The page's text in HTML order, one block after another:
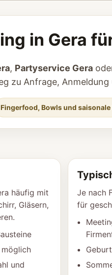
in Gera
, Partyservice Gera
zu Anfrage,
Fingerfood, Bowls und saisonale
häufig mit
Gläsern,
und
Je nach
für